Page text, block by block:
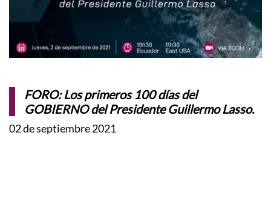
FORO: Los primeros 100 días del
GOBIERNO del Presidente Guillermo Lasso.
02 de septiembre 2021